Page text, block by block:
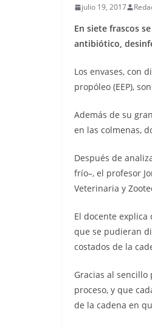
julio 19, 2017
En siete frascos
antibiótico,
Los envases, con
propóleo (EEP),
Además de su
en las colmenas,
Después de
frío–, el profesor
Veterinaria y
El docente explica
que se pudieran
costados de la
Gracias al
proceso, y que
de la cadena en